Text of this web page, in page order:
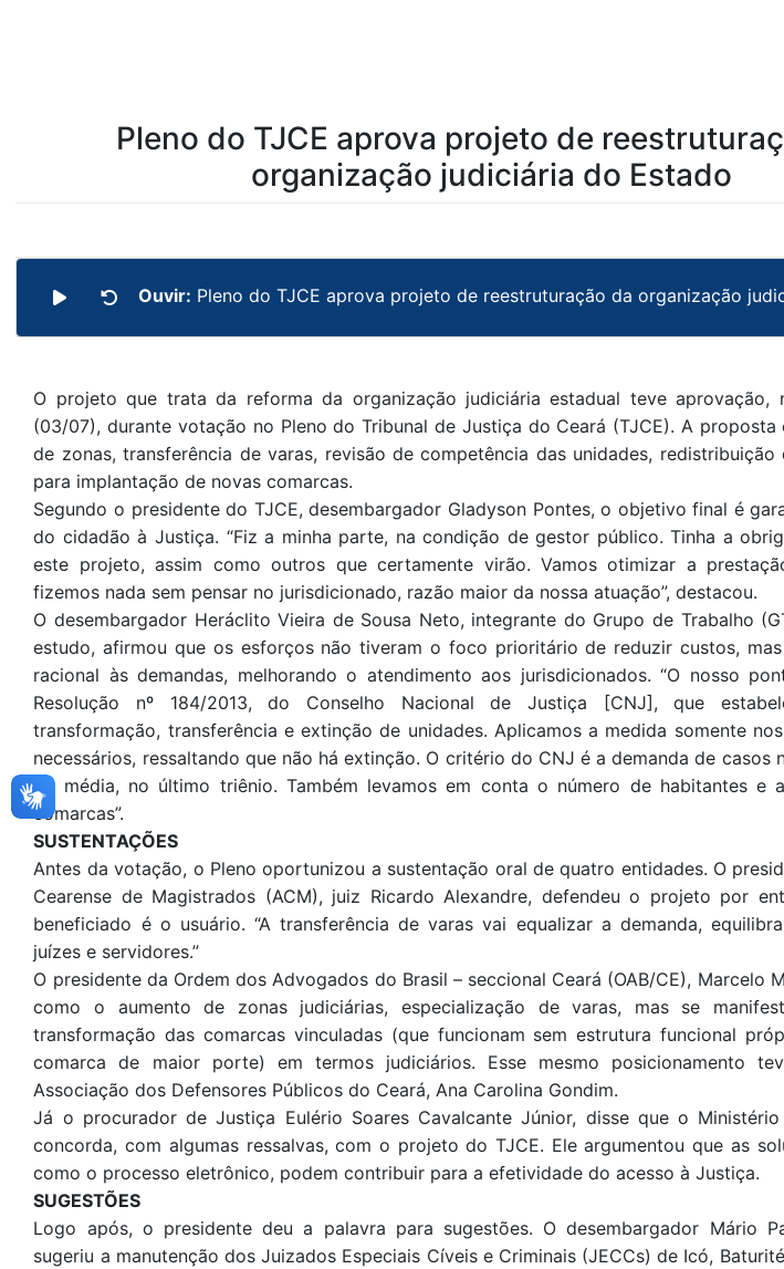
Pleno do TJCE aprova projeto de
organização judiciária do Estado
Ouvir: Pleno do TJCE aprova projeto de reestruturação da organização
O projeto que trata da reforma da organização judiciária estadual teve aprovação,
(03/07), durante votação no Pleno do Tribunal de Justiça do Ceará (TJCE). A proposta
de zonas, transferência de varas, revisão de competência das unidades,
para implantação de novas comarcas.
Segundo o presidente do TJCE, desembargador Gladyson Pontes, o objetivo final é
do cidadão à Justiça. “Fiz a minha parte, na condição de gestor público. Tinha a
este projeto, assim como outros que certamente virão. Vamos otimizar a
fizemos nada sem pensar no jurisdicionado, razão maior da nossa atuação”, destacou.
O desembargador Heráclito Vieira de Sousa Neto, integrante do Grupo de Trabalho
estudo, afirmou que os esforços não tiveram o foco prioritário de reduzir custos,
racional às demandas, melhorando o atendimento aos jurisdicionados. “O nosso
Resolução nº 184/2013, do Conselho Nacional de Justiça [CNJ], que
transformação, transferência e extinção de unidades. Aplicamos a medida somente
necessários, ressaltando que não há extinção. O critério do CNJ é a demanda de casos
da média, no último triênio. Também levamos em conta o número de habitantes e
comarcas”.
SUSTENTAÇÕES
Antes da votação, o Pleno oportunizou a sustentação oral de quatro entidades. O
Cearense de Magistrados (ACM), juiz Ricardo Alexandre, defendeu o projeto por
beneficiado é o usuário. “A transferência de varas vai equalizar a demanda,
juízes e servidores.”
O presidente da Ordem dos Advogados do Brasil – seccional Ceará (OAB/CE), Marcelo
como o aumento de zonas judiciárias, especialização de varas, mas se
transformação das comarcas vinculadas (que funcionam sem estrutura funcional
comarca de maior porte) em termos judiciários. Esse mesmo posicionamento
Associação dos Defensores Públicos do Ceará, Ana Carolina Gondim.
Já o procurador de Justiça Eulério Soares Cavalcante Júnior, disse que o
concorda, com algumas ressalvas, com o projeto do TJCE. Ele argumentou que as
como o processo eletrônico, podem contribuir para a efetividade do acesso à Justiça.
SUGESTÕES
Logo após, o presidente deu a palavra para sugestões. O desembargador Mário
sugeriu a manutenção dos Juizados Especiais Cíveis e Criminais (JECCs) de Icó,